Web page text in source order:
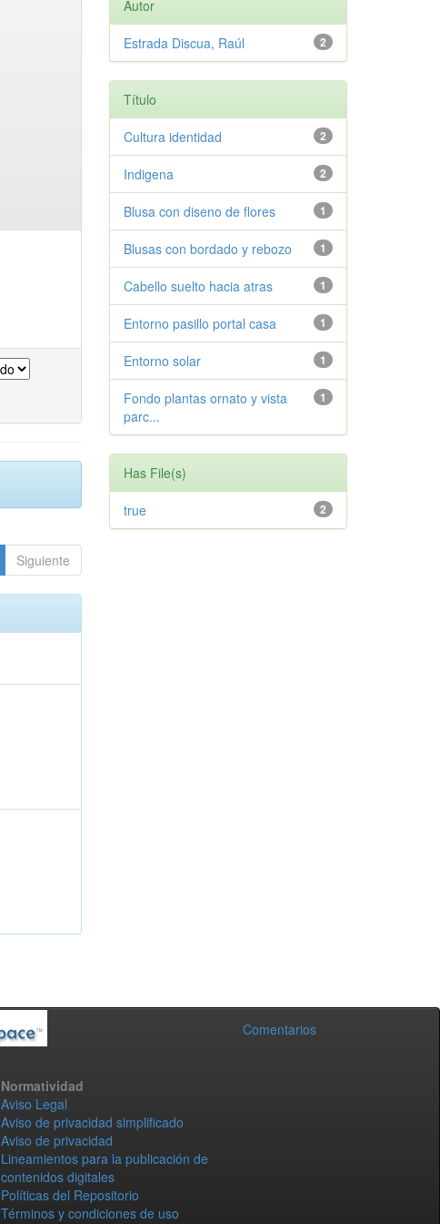
Siguiente
Autor
2
Estrada Discua, Raúl
Título
2
Cultura identidad
2
Indigena
1
Blusa con diseno de flores
1
Blusas con bordado y rebozo
1
Cabello suelto hacia atras
1
Entorno pasillo portal casa
1
Entorno solar
1
Fondo plantas ornato y vista
parc...
Has File(s)
2
true
Comentarios
Normatividad
Aviso Legal
Aviso de privacidad simplificado
Aviso de privacidad
Lineamientos para la publicación de
contenidos digitales
Políticas del Repositorio
Términos y condiciones de uso